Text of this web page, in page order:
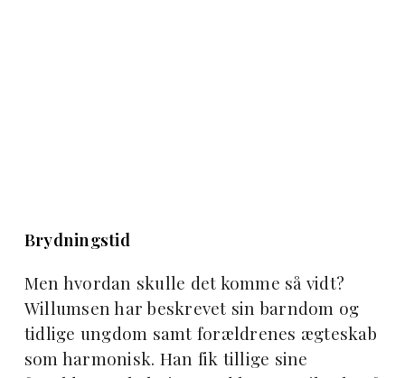
Brydningstid
Men hvordan skulle det komme så vidt?
Willumsen har beskrevet sin barndom og
tidlige ungdom samt forældrenes ægteskab
som harmonisk. Han fik tillige sine